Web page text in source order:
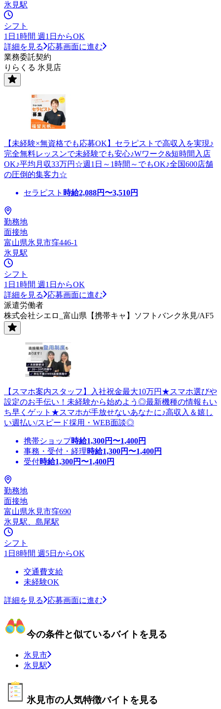
氷見駅
シフト
1日1時間 週1日からOK
詳細を見る
応募画面に進む
業務委託契約
りらくる 氷見店
【未経験×無資格でも応募OK】セラピストで高収入を実現♪
完全無料レッスンで未経験でも安心♪Wワーク&短時間入店
OK♪平均月収33万円☆週1日～1時間～でもOK♪全国600店舗
の圧倒的集客力☆
セラピスト 時給2,088円〜3,510円
勤務地
面接地
富山県氷見市窪446-1
氷見駅
シフト
1日1時間 週1日からOK
詳細を見る
応募画面に進む
派遣労働者
株式会社シエロ_富山県【携帯キャ】ソフトバンク氷見/AF5
【スマホ案内スタッフ】入社祝金最大10万円★スマホ選びや
設定のお手伝い！未経験から始めよう◎最新機種の情報もい
ち早くゲット★スマホが手放せないあなたに♪高収入＆嬉し
い週払い/スピード採用・WEB面談◎
携帯ショップ時給1,300円〜1,400円
事務・受付・経理時給1,300円〜1,400円
受付時給1,300円〜1,400円
勤務地
面接地
富山県氷見市窪690
氷見駅、島尾駅
シフト
1日8時間 週5日からOK
交通費支給
未経験OK
詳細を見る 応募画面に進む
今の条件と似ているバイトを見る
氷見市
氷見駅
氷見市の人気特徴バイトを見る